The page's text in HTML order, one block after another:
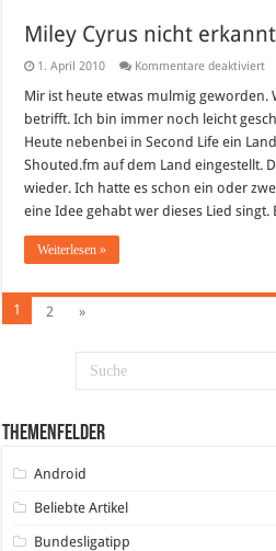
Miley Cyrus nicht
1. April 2010 Kommentare deaktiviertfür
Mir ist heute etwas mulmig geworden.
betrifft. Ich bin immer noch leicht
Heute nebenbei in Second Life ein
Shouted.fm auf dem Land eingestellt.
wieder. Ich hatte es schon ein oder
eine Idee gehabt wer dieses Lied singt.
Weiterlesen »
1 2 »
Themenfelder
Android
Beliebte Artikel
Bundesligatipp